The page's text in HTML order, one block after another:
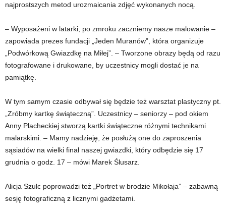
najprostszych metod urozmaicania zdjęć wykonanych nocą.
– Wyposażeni w latarki, po zmroku zaczniemy nasze malowanie –
zapowiada prezes fundacji „Jeden Muranów”, która organizuje
„Podwórkową Gwiazdkę na Miłej”. – Tworzone obrazy będą od razu
fotografowane i drukowane, by uczestnicy mogli dostać je na
pamiątkę.
W tym samym czasie odbywał się będzie też warsztat plastyczny pt.
„Zróbmy kartkę świąteczną”. Uczestnicy – seniorzy – pod okiem
Anny Płacheckiej stworzą kartki świąteczne różnymi technikami
malarskimi. – Mamy nadzieję, że posłużą one do zaproszenia
sąsiadów na wielki finał naszej gwiazdki, który odbędzie się 17
grudnia o godz. 17 – mówi Marek Ślusarz.
Alicja Szulc poprowadzi też „Portret w brodzie Mikołaja” – zabawną
sesję fotograficzną z licznymi gadżetami.